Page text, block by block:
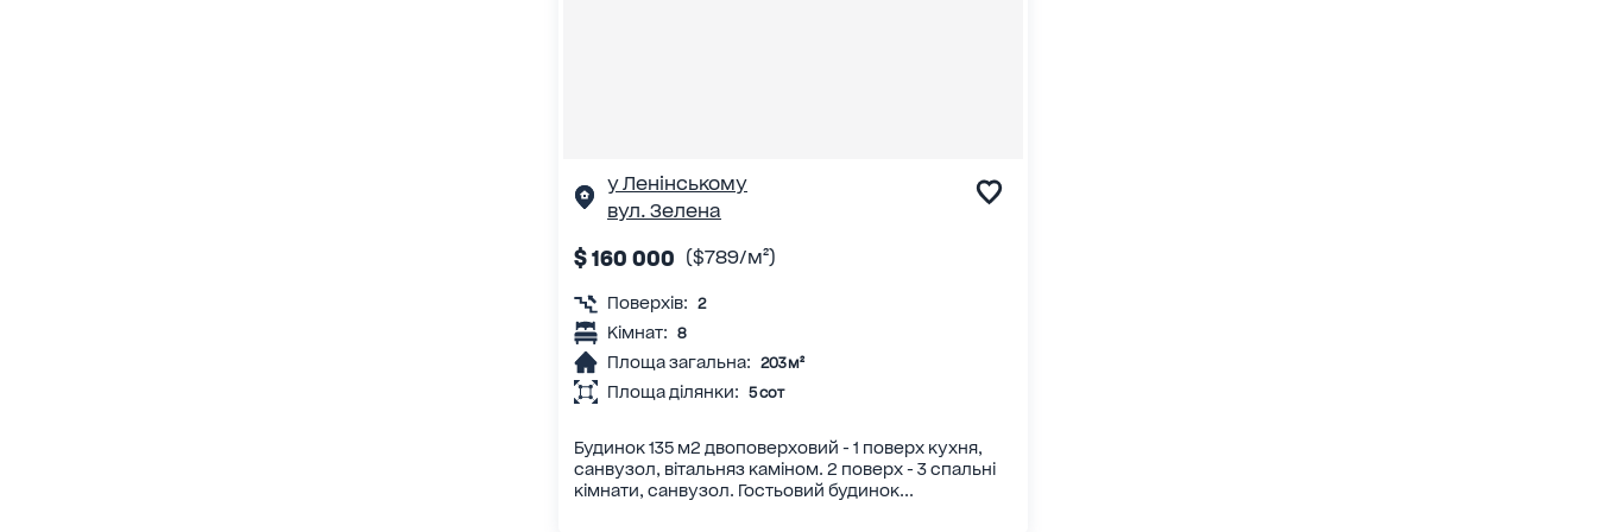
у Ленінському
вул. Зелена
$ 160 000 ($789/м²)
Поверхів: 2
Кімнат: 8
Площа загальна: 203 м²
Площа ділянки: 5 сот
Будинок 135 м2 двоповерховий - 1 поверх кухня,
санвузол, вітальняз каміном. 2 поверх - 3 спальні
кімнати, санвузол. Гостьовий будинок...